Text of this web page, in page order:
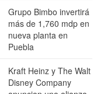
Grupo Bimbo invertirá
más de 1,760 mdp en
nueva planta en
Puebla
Kraft Heinz y The Walt
Disney Company